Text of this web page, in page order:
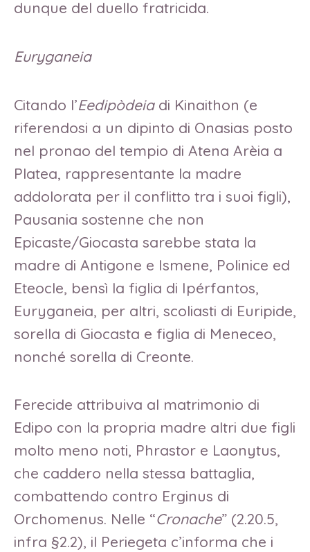
dunque del duello fratricida.
Euryganeia
Citando l’Eedipòdeiadi Kinaithon (e
riferendosi a un dipinto di Onasias posto
nel pronao del tempio di Atena Arèia a
Platea, rappresentante la madre
addolorata per il conflitto tra i suoi figli),
Pausania sostenne che non
Epicaste/Giocasta sarebbe stata la
madre di Antigone e Ismene, Polinice ed
Eteocle, bensì la figlia di Ipérfantos,
Euryganeia, per altri, scoliasti di Euripide,
sorella di Giocasta e figlia di Meneceo,
nonché sorella di Creonte.
Ferecide attribuiva al matrimonio di
Edipo con la propria madre altri due figli
molto meno noti, Phrastor e Laonytus,
che caddero nella stessa battaglia,
combattendo contro Erginus di
Orchomenus. Nelle “Cronache” (2.20.5,
infra §2.2), il Periegeta c’informa che i